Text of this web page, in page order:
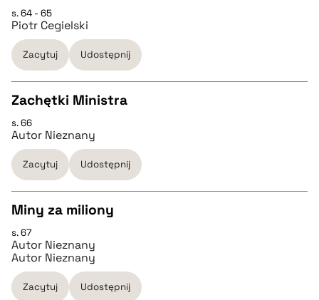
pobierz cytat
pobierz cytat
BIBTEX
s. 64 - 65
Piotr Cegielski
Zacytuj Udostępnij
CZYSTY TEKST
pobierz cytat
BIBTEX
pobierz cytat
Zachętki Ministra
s. 66
Autor Nieznany
Zacytuj Udostępnij
CZYSTY TEKST
pobierz cytat
Miny za miliony
s. 67
Autor Nieznany
Autor Nieznany
Zacytuj Udostępnij